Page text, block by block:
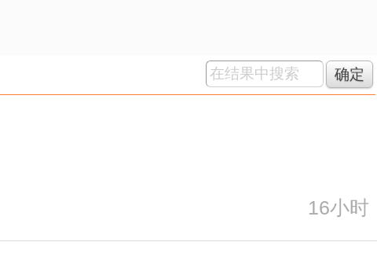
确定
16小时